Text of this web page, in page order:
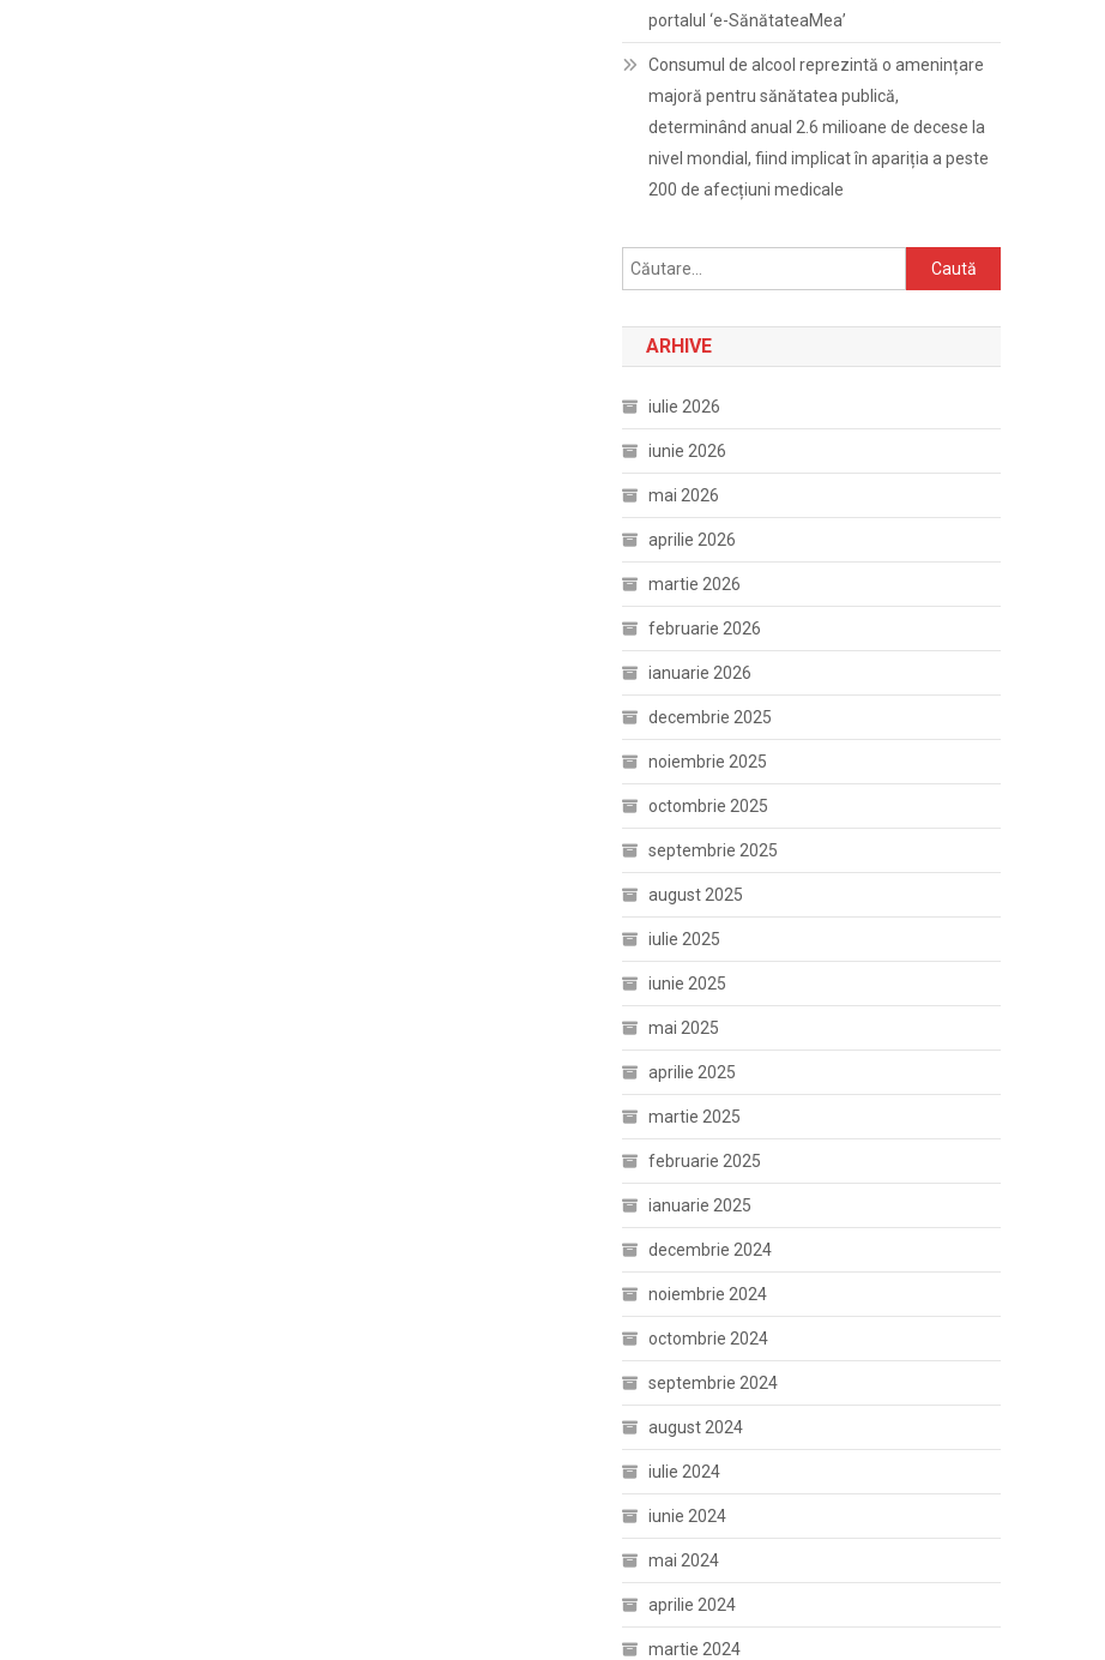
portalul ‘e-SănătateaMea’
Consumul de alcool reprezintă o amenințare
majoră pentru sănătatea publică,
determinând anual 2.6 milioane de decese la
nivel mondial, fiind implicat în apariția a peste
200 de afecțiuni medicale
Caută
după:
ARHIVE
iulie 2026
iunie 2026
mai 2026
aprilie 2026
martie 2026
februarie 2026
ianuarie 2026
decembrie 2025
noiembrie 2025
octombrie 2025
septembrie 2025
august 2025
iulie 2025
iunie 2025
mai 2025
aprilie 2025
martie 2025
februarie 2025
ianuarie 2025
decembrie 2024
noiembrie 2024
octombrie 2024
septembrie 2024
august 2024
iulie 2024
iunie 2024
mai 2024
aprilie 2024
martie 2024